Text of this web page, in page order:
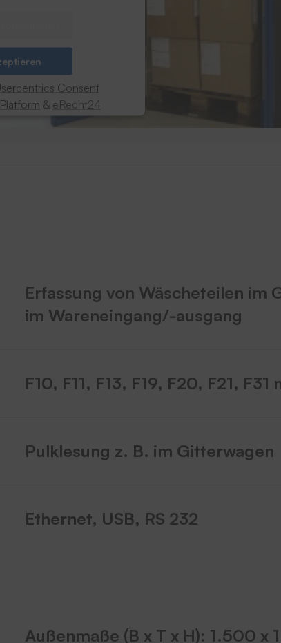
Consent
& eRecht24
Erfassung von Wäscheteilen im
im Wareneingang/-ausgang
F10, F11, F13, F19, F20, F21, F31
Pulklesung z. B. im Gitterwagen
Ethernet, USB, RS 232
Außenmaße (B x T x H): 1.500 x